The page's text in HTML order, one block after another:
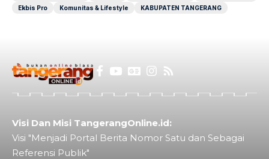
Ekbis Pro
Komunitas & Lifestyle KABUPATEN TANGERANG
Visi Dan Misi TangerangOnline.id:
Visi "Menjadi Portal Berita Nomor Satu dan Sebagai
Referensi Publik"